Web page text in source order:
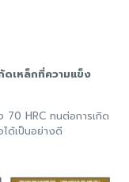
ดเหล็กที่ความแข็ง
HRC ทนต่อการเกิด
ด้เป็นอย่างดี